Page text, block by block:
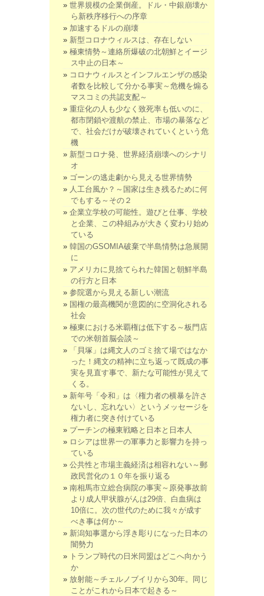
世界規模の企業倒産。ドル・中銀崩壊か
ら新秩序移行への序章
加速するドルの崩壊
新型コロナウィルスは、存在しない
極東情勢～連絡所爆破の北朝鮮とイージ
ス中止の日本～
コロナウィルスとインフルエンザの感染
者数を比較して分かる事実～危機を煽る
マスコミの共認支配～
重症化の人も少なく致死率も低いのに、
都市閉鎖や渡航の禁止、市場の暴落など
で、社会だけが破壊されていくという危
機
新型コロナ発、世界経済崩壊へのシナリ
オ
ゴーンの逃走劇から見える世界情勢
人工台風か？～国家は生き残るために何
でもする～その２
企業立学校の可能性。遊びと仕事、学校
と企業、この枠組みが大きく変わり始め
ている
韓国のGSOMIA破棄で半島情勢は急展開
に
アメリカに見捨てられた韓国と朝鮮半島
の行方と日本
参院選から見える新しい潮流
国権の最高機関が意図的に空洞化される
社会
極東における米覇権は低下する～板門店
での米朝首脳会談～
「貝塚」は縄文人のゴミ捨て場ではなか
った！縄文の精神に立ち返って既成の事
実を見直す事で、新たな可能性が見えて
くる。
新年号「令和」は〈権力者の横暴を許さ
ないし、忘れない〉というメッセージを
権力者に突き付けている
プーチンの極東戦略と日本と日本人
ロシアは世界一の軍事力と影響力を持っ
ている
公共性と市場主義経済は相容れない～郵
政民営化の１０年を振り返る
南相馬市立総合病院の事実～原発事故前
より成人甲状腺がんは29倍、白血病は
10倍に。次の世代のために我々が成す
べき事は何か～
新潟知事選から浮き彫りになった日本の
闇勢力
トランプ時代の日米同盟はどこへ向かう
か
放射能～チェルノブイリから30年。同じ
ことがこれから日本で起きる～